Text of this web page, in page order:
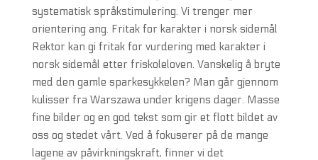
systematisk språkstimulering. Vi trenger mer
orientering ang. Fritak for karakter i norsk sidemål
Rektor kan gi fritak for vurdering med karakter i
norsk sidemål etter friskoleloven. Vanskelig å bryte
med den gamle sparkesykkelen? Man går gjennom
kulisser fra Warszawa under krigens dager. Masse
fine bilder og en god tekst som gir et flott bildet av
oss og stedet vårt. Ved å fokuserer på de mange
lagene av påvirkningskraft, finner vi det